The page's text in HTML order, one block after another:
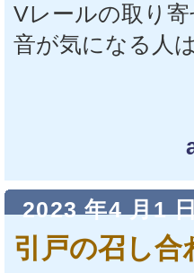
Vレールの取り
音が気になる人
2023 年4 月1
引戸の召し合